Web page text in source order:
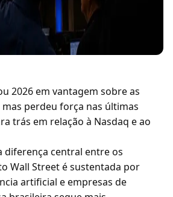
2026 em vantagem sobre as
perdeu força nas últimas
trás em relação à Nasdaq e ao
diferença central entre os
Wall Street é sustentada por
artificial e empresas de